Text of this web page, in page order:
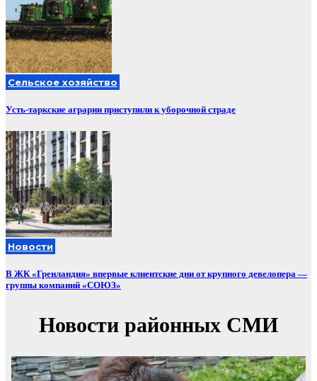
Сельское хозяйство
Усть-таркские аграрии приступили к уборочной страде
Новости
В ЖК «Гренландия» впервые клиентские дни от крупного девелопера —
группы компаний «СОЮЗ»